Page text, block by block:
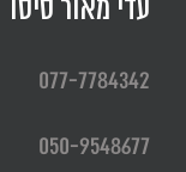
עדי מאור סיסו
077-7784342
050-9548677